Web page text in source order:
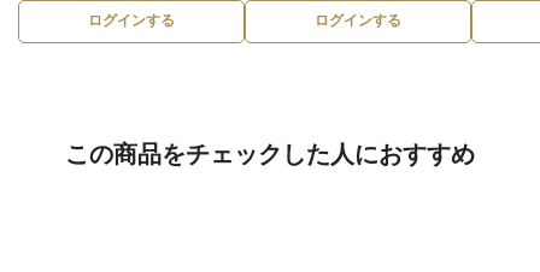
ログインする ログインする
この商品をチェックした人におすすめ